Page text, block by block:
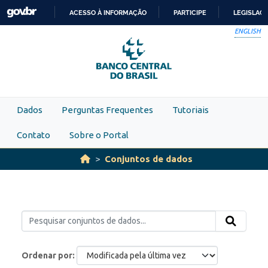
Skip to main content
PARA
O
CONTEÚDO
ACESSO À INFORMAÇÃO PARTICIPE
ENGLISH
Dados Perguntas Frequentes Tutoriais
Contato Sobre o Portal
Conjuntos de dados
Ordenar por